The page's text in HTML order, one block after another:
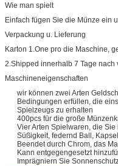
Wie man spielt
Einfach fügen Sie die Münze ein
Verpackung u. Lieferung
Karton 1.One pro die Maschine,
2.Shipped innerhalb 7 Tage nach
Maschineneigenschaften
wir können zwei Arten
Bedingungen erfüllen, die
Spielzeugs zu erhalten
400pcs für die große
Vier Arten Spielwaren, die
Süßigkeit, federnd Ball,
Beendet durch Chrom, das
Kann entgegengesetzt
Imprägniern Sie